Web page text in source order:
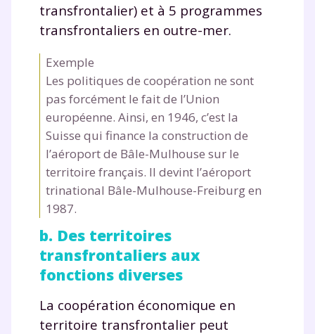
transfrontalier) et à 5 programmes
transfrontaliers en outre-mer.
Exemple
Les politiques de coopération ne sont
pas forcément le fait de l’Union
européenne. Ainsi, en 1946, c’est la
Suisse qui finance la construction de
l’aéroport de Bâle-Mulhouse sur le
territoire français. Il devint l’aéroport
trinational Bâle-Mulhouse-Freiburg en
1987.
b. Des territoires
transfrontaliers aux
fonctions diverses
La coopération économique en
territoire transfrontalier peut